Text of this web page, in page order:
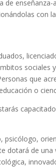
de enseñanza-
con
sociales
que
o
psicólogo,
dotará de una